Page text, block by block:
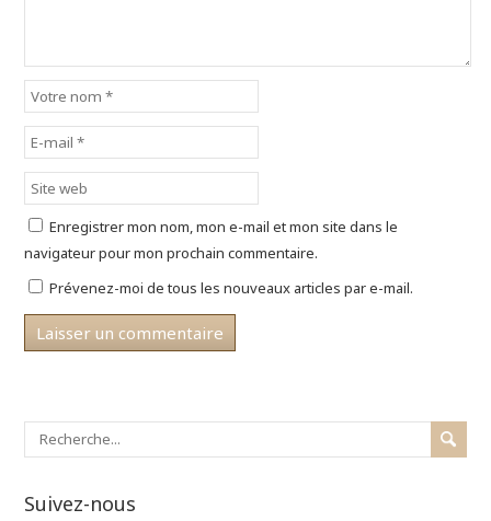
Enregistrer mon nom, mon e-mail et mon site dans le
navigateur pour mon prochain commentaire.
Prévenez-moi de tous les nouveaux articles par e-mail.
Suivez-nous